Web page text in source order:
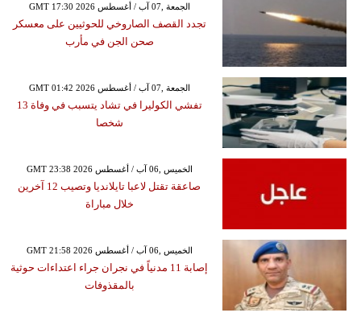
GMT 17:30 2026 الجمعة ,07 آب / أغسطس
تجدد القصف الصاروخي للحوثيين على معسكر
صحن الجن في مأرب
GMT 01:42 2026 الجمعة ,07 آب / أغسطس
تفشي الكوليرا في تشاد يتسبب في وفاة 13
شخصا
GMT 23:38 2026 الخميس ,06 آب / أغسطس
صاعقة تقتل لاعبا تايلانديا وتصيب 12 آخرين
خلال مباراة
GMT 21:58 2026 الخميس ,06 آب / أغسطس
إصابة 11 مدنياً في نجران جراء اعتداءات حوثية
بالمقذوفات